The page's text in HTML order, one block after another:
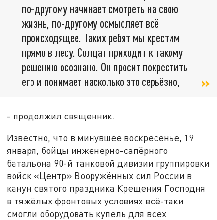
по-другому начинает смотреть на свою
жизнь, по-другому осмысляет всё
происходящее. Таких ребят мы крестим
прямо в лесу. Солдат приходит к такому
решению осознано. Он просит покрестить
его и понимает насколько это серьёзно,
- продолжил священник.
Известно, что в минувшее воскресенье, 19
января, бойцы инженерно-сапёрного
батальона 90-й танковой дивизии группировки
войск «Центр» Вооружённых сил России в
канун святого праздника Крещения Господня
в тяжёлых фронтовых условиях всё-таки
смогли оборудовать купель для всех